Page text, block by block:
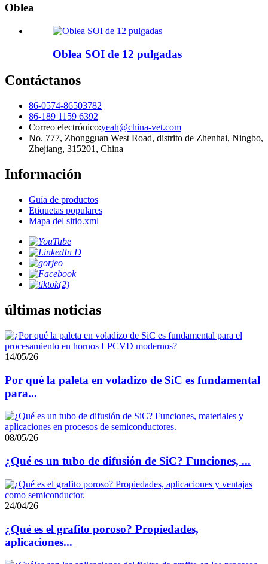
Oblea
Oblea SOI de 12 pulgadas
Contáctanos
86-0574-86503782
86-189 1159 6392
Correo electrónico:yeah@china-vet.com
No. 777, Zhongguan West Road, distrito de Zhenhai, Ningbo,
Zhejiang, 315201, China
Información
Guía de productos
Etiquetas populares
Mapa del sitio.xml
últimas noticias
14/05/26
Por qué la paleta en voladizo de SiC es fundamental
para...
08/05/26
¿Qué es un tubo de difusión de SiC? Funciones, ...
24/04/26
¿Qué es el grafito poroso? Propiedades,
aplicaciones...